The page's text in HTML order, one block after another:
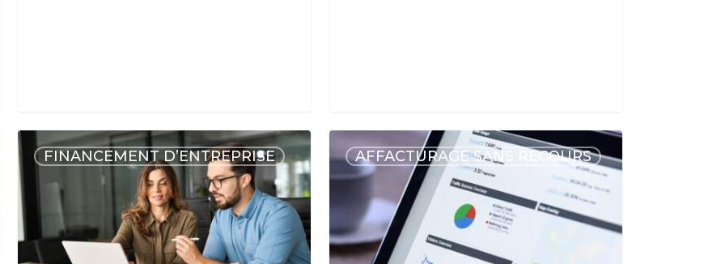
FINANCEMENT D’ENTREPRISE AFFACTURAGE SANS RECOURS